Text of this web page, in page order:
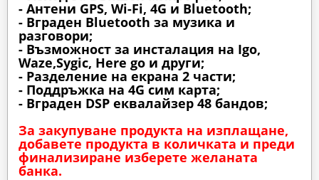
- Антени GPS, Wi-Fi, 4G и Bluetooth;
- Вграден Bluetooth за музика и
разговори;
- Възможност за инсталация на Igo,
Waze,Sygic, Here go и други;
- Разделение на екрана 2 части;
- Поддръжка на 4G сим карта;
- Вграден DSP еквалайзер 48 бандов;
За закупуване продукта на изплащане,
добавете продукта в количката и преди
финализиране изберете желаната
банка.